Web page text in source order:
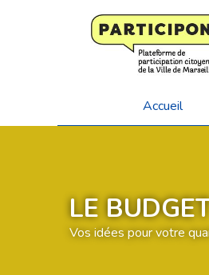
Accueil
LE
Vos idées pour votre